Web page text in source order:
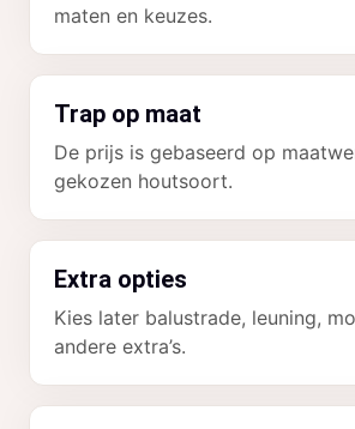
maten en keuzes.
Trap op maat
De prijs is gebaseerd op
gekozen houtsoort.
Extra opties
Kies later balustrade, leuning,
andere extra’s.